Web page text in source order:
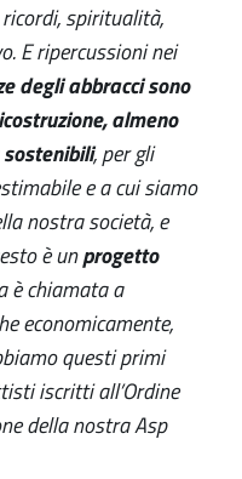
spiritualità,
E ripercussioni nei
degli abbracci sono
almeno
, per gli
e a cui siamo
nostra società, e
è unprogetto
è chiamata a
economicamente,
questi primi
iscritti all’Ordine
della nostra Asp